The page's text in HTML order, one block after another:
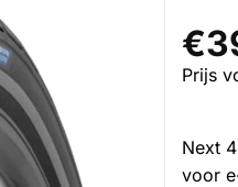
€
Prijs
Next
voor